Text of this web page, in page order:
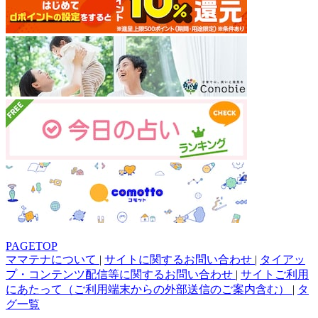
PAGETOP
ママテナについて | サイトに関するお問い合わせ | タイアッ
プ・コンテンツ配信等に関するお問い合わせ | サイトご利用
にあたって（ご利用端末からの外部送信のご案内含む） | タ
グ一覧